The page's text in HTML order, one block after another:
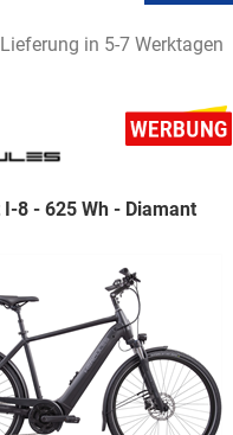
in 5-7 Werktagen
I-8 - 625 Wh - Diamant